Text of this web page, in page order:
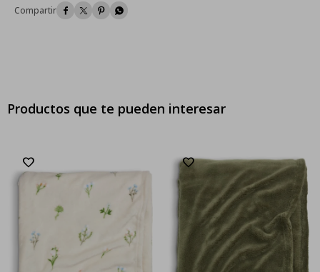
   
Productos que te pueden interesar